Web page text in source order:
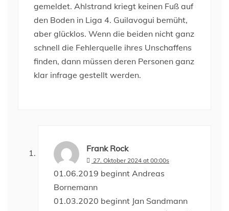
gemeldet. Ahlstrand kriegt keinen Fuß auf
den Boden in Liga 4. Guilavogui bemüht,
aber glücklos. Wenn die beiden nicht ganz
schnell die Fehlerquelle ihres Unschaffens
finden, dann müssen deren Personen ganz
klar infrage gestellt werden.
Frank Rock
27. Oktober 2024 at 00:00s
01.06.2019 beginnt Andreas
Bornemann
01.03.2020 beginnt Jan Sandmann